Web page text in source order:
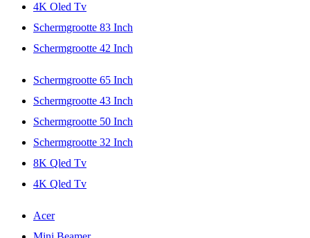
4K Oled Tv
Schermgrootte 83 Inch
Schermgrootte 42 Inch
Schermgrootte 65 Inch
Schermgrootte 43 Inch
Schermgrootte 50 Inch
Schermgrootte 32 Inch
8K Qled Tv
4K Qled Tv
Acer